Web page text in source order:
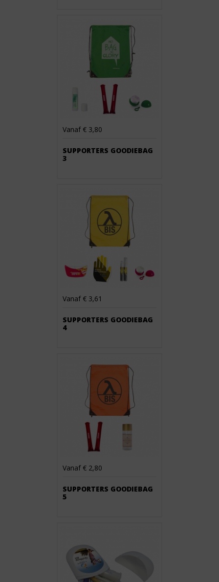
Vanaf € 3,80
SUPPORTERS GOODIEBAG
3
Vanaf € 3,61
SUPPORTERS GOODIEBAG
4
Vanaf € 2,80
SUPPORTERS GOODIEBAG
5